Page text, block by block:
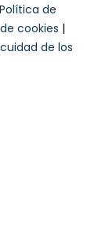
Política de
cookies |
de los